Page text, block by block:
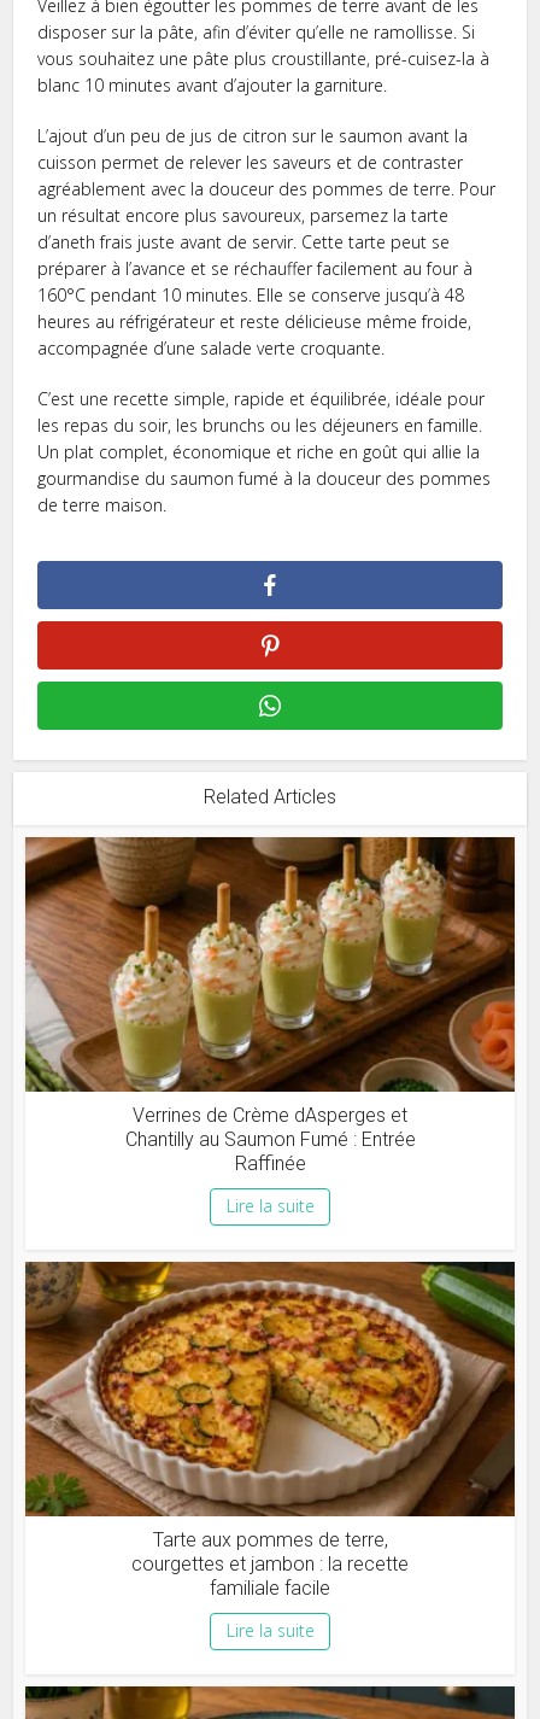
Veillez à bien égoutter les pommes de terre avant de les
disposer sur la pâte, afin d’éviter qu’elle ne ramollisse. Si
vous souhaitez une pâte plus croustillante, pré-cuisez-la à
blanc 10 minutes avant d’ajouter la garniture.
L’ajout d’un peu de jus de citron sur le saumon avant la
cuisson permet de relever les saveurs et de contraster
agréablement avec la douceur des pommes de terre. Pour
un résultat encore plus savoureux, parsemez la tarte
d’aneth frais juste avant de servir. Cette tarte peut se
préparer à l’avance et se réchauffer facilement au four à
160°C pendant 10 minutes. Elle se conserve jusqu’à 48
heures au réfrigérateur et reste délicieuse même froide,
accompagnée d’une salade verte croquante.
C’est une recette simple, rapide et équilibrée, idéale pour
les repas du soir, les brunchs ou les déjeuners en famille.
Un plat complet, économique et riche en goût qui allie la
gourmandise du saumon fumé à la douceur des pommes
de terre maison.
Related Articles
Verrines de Crème dAsperges et
Chantilly au Saumon Fumé : Entrée
Raffinée
Lire la suite
Tarte aux pommes de terre,
courgettes et jambon : la recette
familiale facile
Lire la suite